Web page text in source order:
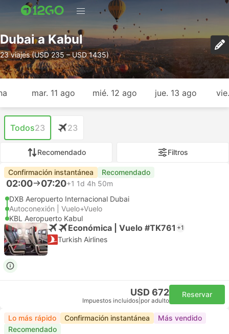
Dubai a Kabul
23 viajes (USD 235 – USD 1435)
mar. 11 ago mié. 12 ago jue. 13 ago
Todos23 23
Recomendado Filtros
Confirmación instantánea Recomendado
02:00 07:20+1 1d 4h 50m
DXB Aeropuerto Internacional Dubai
Autoconexión | Vuelo+Vuelo
KBL Aeropuerto Kabul
Económica | Vuelo #TK761 +1
Turkish Airlines
USD 672
Impuestos incluidos por adulto
Reservar
Lo más rápido Confirmación instantánea
Más vendido
Recomendado